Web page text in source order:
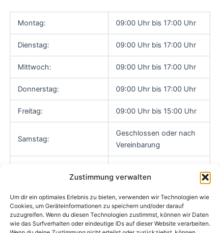
Zustimmung verwalten
Um dir ein optimales Erlebnis zu bieten, verwenden wir Technologien wie
Cookies, um Geräteinformationen zu speichern und/oder darauf
zuzugreifen. Wenn du diesen Technologien zustimmst, können wir Daten
wie das Surfverhalten oder eindeutige IDs auf dieser Website verarbeiten.
Montag: 09:00 Uhr bis 17:00 Uhr
Dienstag: 09:00 Uhr bis 17:00 Uhr
Mittwoch: 09:00 Uhr bis 17:00 Uhr
Donnerstag: 09:00 Uhr bis 17:00 Uhr
Freitag: 09:00 Uhr bis 15:00 Uhr
Samstag:
Geschlossen oder nach
Vereinbarung
Sonn- & Feiertage:
Vereinbarung
Impressum